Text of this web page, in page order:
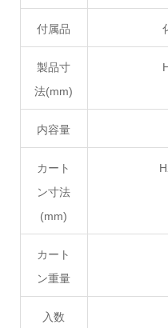
付属品
製品寸
法(mm)
内容量
カート
ン寸法
(mm)
カート
ン重量
入数